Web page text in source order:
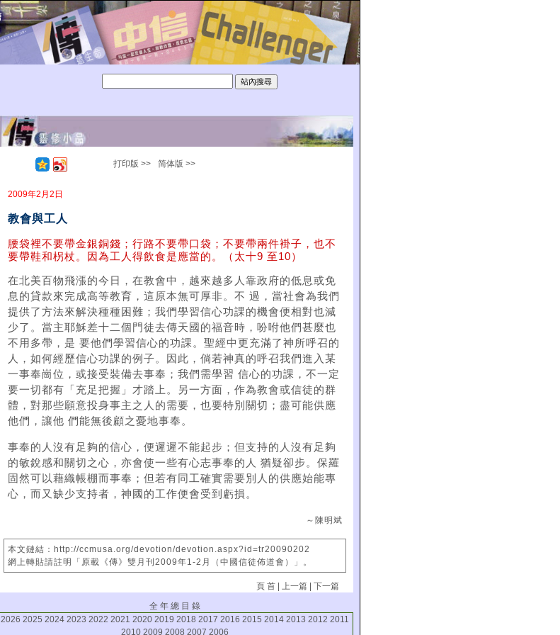
打印版 >> 简体版 >>
2009年2月2日
教會與工人
腰袋裡不要帶金銀銅錢；行路不要帶口袋；不要帶兩件褂子，也不
要帶鞋和柺杖。因為工人得飲食是應當的。（太十9 至10）
在北美百物飛漲的今日，在教會中，越來越多人靠政府的低息或免
息的貸款來完成高等教育，這原本無可厚非。不 過，當社會為我們
提供了方法來解決種種困難；我們學習信心功課的機會便相對也減
少了。當主耶穌差十二個門徒去傳天國的福音時，吩咐他們甚麼也
不用多帶，是 要他們學習信心的功課。聖經中更充滿了神所呼召的
人，如何經歷信心功課的例子。因此，倘若神真的呼召我們進入某
一事奉崗位，或接受裝備去事奉；我們需學習 信心的功課，不一定
要一切都有「充足把握」才踏上。另一方面，作為教會或信徒的群
體，對那些願意投身事主之人的需要，也要特別關切；盡可能供應
他們，讓他 們能無後顧之憂地事奉。
事奉的人沒有足夠的信心，便遲遲不能起步；但支持的人沒有足夠
的敏銳感和關切之心，亦會使一些有心志事奉的人 猶疑卻步。保羅
固然可以藉織帳棚而事奉；但若有同工確實需要別人的供應始能專
心，而又缺少支持者，神國的工作便會受到虧損。
～陳明斌
本文鏈結：http://ccmusa.org/devotion/devotion.aspx?id=tr20090202
網上轉貼請註明「原載《傳》雙月刊2009年1-2月（中國信徒佈道會）」。
頁 首 | 上一篇 |下一篇
全 年 總 目 錄
2026 2025 2024 2023 2022 2021 2020 2019 2018 2017 2016 2015 2014 2013 2012 2011
2010 2009 2008 2007 2006